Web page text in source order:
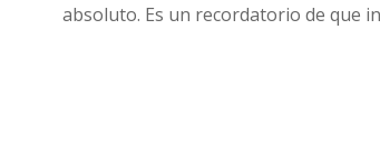
absoluto. Es un recordatorio de que